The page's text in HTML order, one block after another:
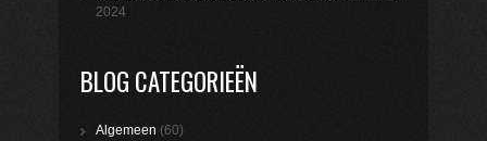
2024
BLOG CATEGORIEËN
Algemeen (60)